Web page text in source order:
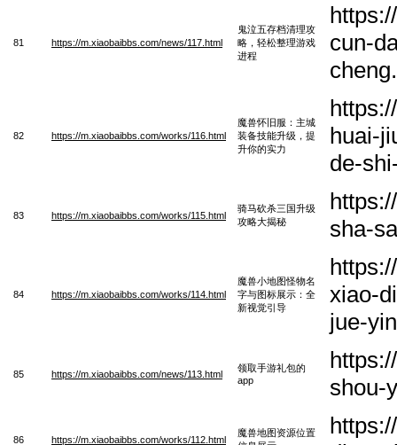
81 https://m.xiaobaibbs.com/news/117.html
鬼泣五存档清理攻
略，轻松整理游戏
进程
cun-
82 https://m.xiaobaibbs.com/works/116.html
魔兽怀旧服：主城
装备技能升级，提
升你的实力
huai-
de-
83 https://m.xiaobaibbs.com/works/115.html
骑马砍杀三国升级
攻略大揭秘
sha-
84 https://m.xiaobaibbs.com/works/114.html
魔兽小地图怪物名
字与图标展示：全
新视觉引导
xiao-
jue-
85 https://m.xiaobaibbs.com/news/113.html
领取手游礼包的
app
shou-
86 https://m.xiaobaibbs.com/works/112.html
魔兽地图资源位置